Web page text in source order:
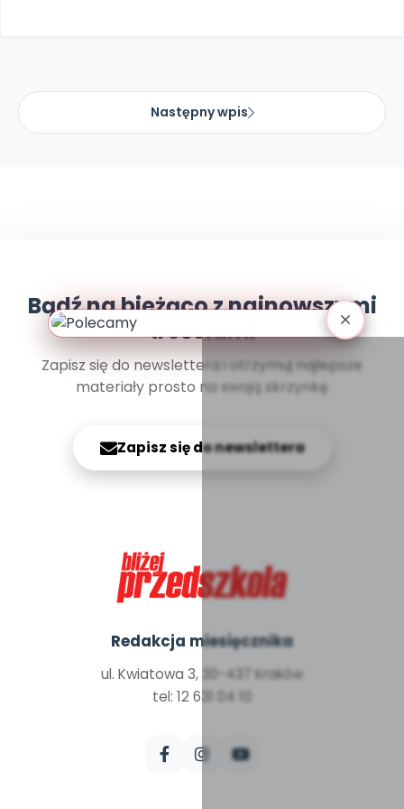
Następny wpis
Bądź na bieżąco z najnowszymi
treściami
Zapisz się do newslettera i otrzymuj najlepsze
materiały prosto na swoją skrzynkę
Zapisz się do newslettera
Redakcja miesięcznika
ul. Kwiatowa 3, 30-437 Kraków
tel: 12 631 04 10